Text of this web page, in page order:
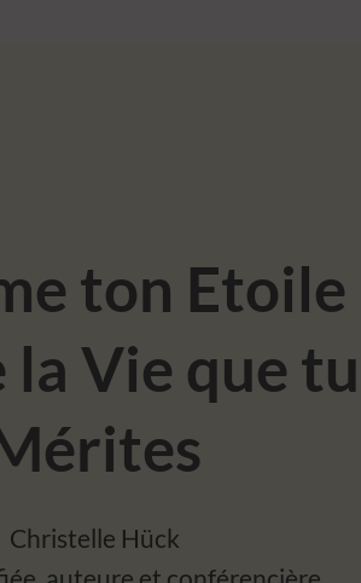
ton Etoile
la Vie que tu
Christelle Hück